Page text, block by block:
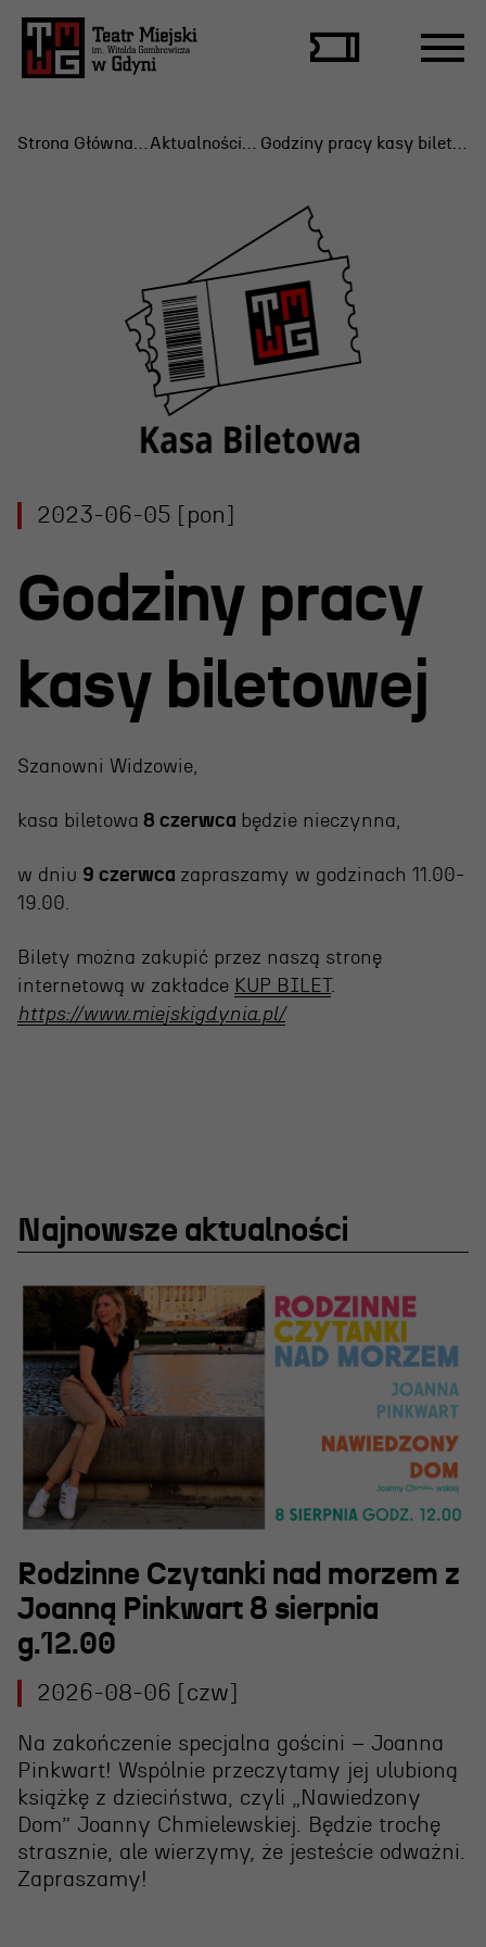
Scena Letnia
Aktualne spektakle
Archiwum spektakli
Gdyńska Nagroda Dramaturgiczna
Konkurs im. Andrzeja
Żurowskiego
Teatr
Aktualności
Wynajem scen i spektakli
Spektakle wyjazdowe
Wydarzenia
Oferta edukacyjna
Polecamy
OSIECKA. ARCHIPELAGI
reż. Jacek Bała
2023-06-05 [pon]
Godziny pracy
kasy biletowej
Szanowni Widzowie,
kasa biletowa 8 czerwca będzie nieczynna,
w dniu 9 czerwca zapraszamy w godzinach 11.00-
19.00.
Bilety można zakupić przez naszą stronę
internetową w zakładce KUP BILET .
https://www.miejskigdynia.pl/
Najnowsze aktualności
Rodzinne Czytanki nad morzem z
Joanną Pinkwart 8 sierpnia
g.12.00
2026-08-06 [czw]
Na zakończenie specjalna gościni – Joanna
Pinkwart! Wspólnie przeczytamy jej ulubioną
książkę z dzieciństwa, czyli „Nawiedzony
Dom” Joanny Chmielewskiej. Będzie trochę
strasznie, ale wierzymy, że jesteście odważni.
Zapraszamy!